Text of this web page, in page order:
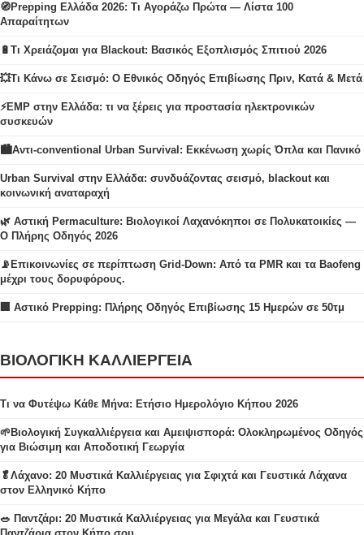
🧭Prepping Ελλάδα 2026: Τι Αγοράζω Πρώτα — Λίστα 100
Απαραίτητων
🔋Τι Χρειάζομαι για Blackout: Βασικός Εξοπλισμός Σπιτιού 2026
💥Τι Κάνω σε Σεισμό: Ο Εθνικός Οδηγός Επιβίωσης Πριν, Κατά & Μετά
⚡EMP στην Ελλάδα: τι να ξέρεις για προστασία ηλεκτρονικών
συσκευών
🏙️Αντι-conventional Urban Survival: Εκκένωση χωρίς Όπλα και Πανικό
Urban Survival στην Ελλάδα: συνδυάζοντας σεισμό, blackout και
κοινωνική αναταραχή
🌿 Αστική Permaculture: Βιολογικοί Λαχανόκηποι σε Πολυκατοικίες —
Ο Πλήρης Οδηγός 2026
📡Επικοινωνίες σε περίπτωση Grid-Down: Από τα PMR και τα Baofeng
μέχρι τους δορυφόρους.
🏢 Αστικό Prepping: Πλήρης Οδηγός Επιβίωσης 15 Ημερών σε 50τμ
ΒΙΟΛΟΓΙΚΗ ΚΑΛΛΙΕΡΓΕΙΑ
Τι να Φυτέψω Κάθε Μήνα: Ετήσιο Ημερολόγιο Κήπου 2026
🌱Βιολογική Συγκαλλιέργεια και Αμειψισπορά: Ολοκληρωμένος Οδηγός
για Βιώσιμη και Αποδοτική Γεωργία
🥬Λάχανο: 20 Μυστικά Καλλιέργειας για Σφιχτά και Γευστικά Λάχανα
στον Ελληνικό Κήπο
🥗 Παντζάρι: 20 Μυστικά Καλλιέργειας για Μεγάλα και Γευστικά